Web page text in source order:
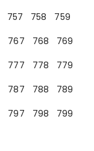
757 758
759
767 768
769
777 778
779
787 788
789
797 798
799